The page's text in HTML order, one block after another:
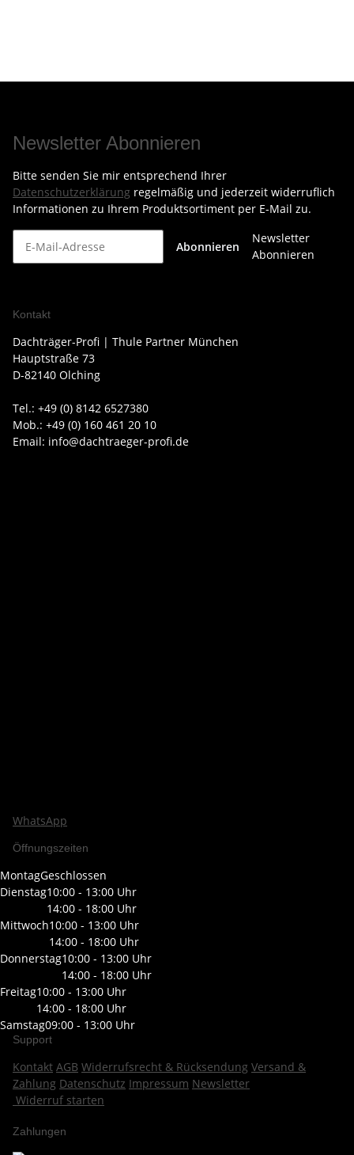
Newsletter Abonnieren
Bitte senden Sie mir entsprechend Ihrer
Datenschutzerklärung regelmäßig und jederzeit widerruflich
Informationen zu Ihrem Produktsortiment per E-Mail zu.
Abonnieren
Newsletter
Abonnieren
Kontakt
Dachträger-Profi | Thule Partner München
Hauptstraße 73
D-82140 Olching
Tel.: +49 (0) 8142 6527380
Mob.: +49 (0) 160 461 20 10
Email: info@dachtraeger-profi.de
WhatsApp
Öffnungszeiten
MontagGeschlossen
Dienstag10:00 - 13:00 Uhr
14:00 - 18:00 Uhr
Mittwoch10:00 - 13:00 Uhr
14:00 - 18:00 Uhr
Donnerstag10:00 - 13:00 Uhr
14:00 - 18:00 Uhr
Freitag10:00 - 13:00 Uhr
14:00 - 18:00 Uhr
Samstag09:00 - 13:00 Uhr
Support
Kontakt AGB Widerrufsrecht & Rücksendung Versand &
Zahlung Datenschutz Impressum Newsletter
Widerruf starten
Zahlungen